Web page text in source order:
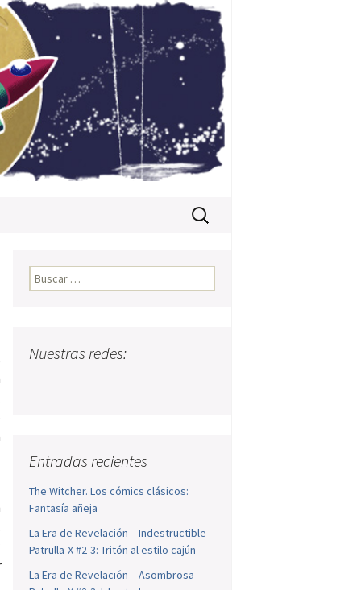
Buscar:
Buscar:
Nuestras redes:
Entradas recientes
The Witcher. Los cómics clásicos:
Fantasía añeja
La Era de Revelación – Indestructible
Patrulla-X #2-3: Tritón al estilo cajún
La Era de Revelación – Asombrosa